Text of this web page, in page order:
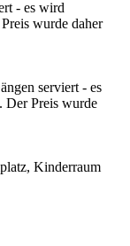
- es wird
wurde daher
serviert - es
Der Preis wurde
Kinderraum